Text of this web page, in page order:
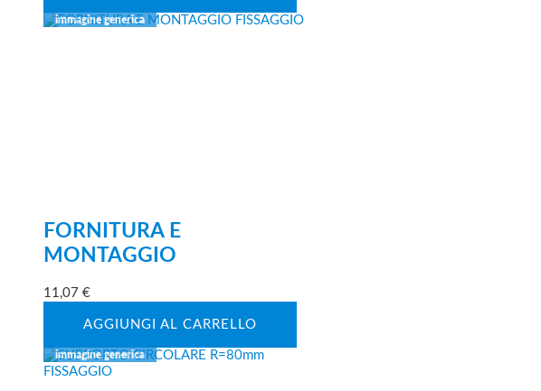
FORNITURA E
MONTAGGIO
11,07 €
AGGIUNGI AL CARRELLO